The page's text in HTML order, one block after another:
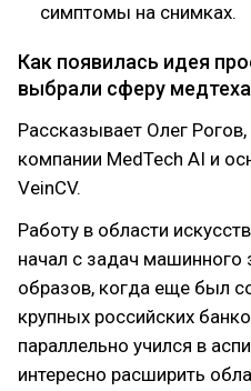
симптомы на снимках.
Как появилась идея
выбрали сферу медтеха
Рассказывает Олег
компании MedTech AI и
VeinCV.
Работу в области
начал с задач машинного
образов, когда еще был
крупных российских
параллельно учился в
интересно расширить